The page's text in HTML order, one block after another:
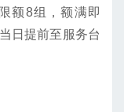
额8组，额满即
日提前至服务台